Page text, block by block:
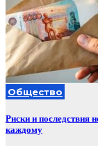
Общество
Риски и последствия
каждому